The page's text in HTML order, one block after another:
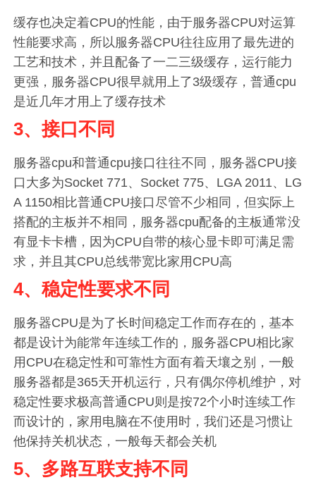
缓存也决定着CPU的性能，由于服务器CPU对运算
性能要求高，所以服务器CPU往往应用了最先进的
工艺和技术，并且配备了一二三级缓存，运行能力
更强，服务器CPU很早就用上了3级缓存，普通cpu
是近几年才用上了缓存技术
3、接口不同
服务器cpu和普通cpu接口往往不同，服务器CPU接
口大多为Socket 771、Socket 775、LGA 2011、LG
A 1150相比普通CPU接口尽管不少相同，但实际上
搭配的主板并不相同，服务器cpu配备的主板通常没
有显卡卡槽，因为CPU自带的核心显卡即可满足需
求，并且其CPU总线带宽比家用CPU高
4、稳定性要求不同
服务器CPU是为了长时间稳定工作而存在的，基本
都是设计为能常年连续工作的，服务器CPU相比家
用CPU在稳定性和可靠性方面有着天壤之别，一般
服务器都是365天开机运行，只有偶尔停机维护，对
稳定性要求极高普通CPU则是按72个小时连续工作
而设计的，家用电脑在不使用时，我们还是习惯让
他保持关机状态，一般每天都会关机
5、多路互联支持不同